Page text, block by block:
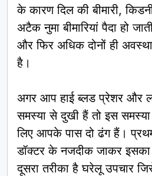
के कारण दिल की बीमारी, किडनी
अटैक नुमा बीमारियां पैदा हो
और फिर अधिक दोनों ही
है।
अगर आप हाई ब्लड प्रेशर और
समस्या से दुखी हैं तो इस
लिए आपके पास दो ढंग हैं।
डॉक्टर के नजदीक जाकर इसका
दूसरा तरीका है घरेलू उपचार